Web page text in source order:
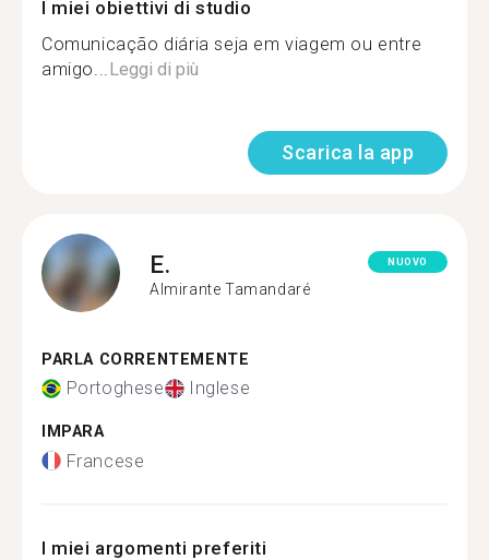
I miei obiettivi di studio
Comunicação diária seja em viagem ou entre
amigo... Leggi di più
Scarica la app
E.
Almirante Tamandaré
NUOVO
PARLA CORRENTEMENTE
Portoghese Inglese
IMPARA
Francese
I miei argomenti preferiti